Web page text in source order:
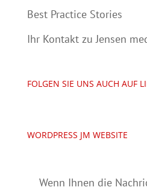
Best Practice Stories
Ihr Kontakt zu Jensen
FOLGEN SIE UNS AUCH AUF
WORDPRESS JM WEBSITE
Wenn Ihnen die